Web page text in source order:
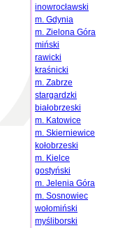
inowrocławski
m. Gdynia
m. Zielona Góra
miński
rawicki
kraśnicki
m. Zabrze
stargardzki
białobrzeski
m. Katowice
m. Skierniewice
kołobrzeski
m. Kielce
gostyński
m. Jelenia Góra
m. Sosnowiec
wołomiński
myśliborski